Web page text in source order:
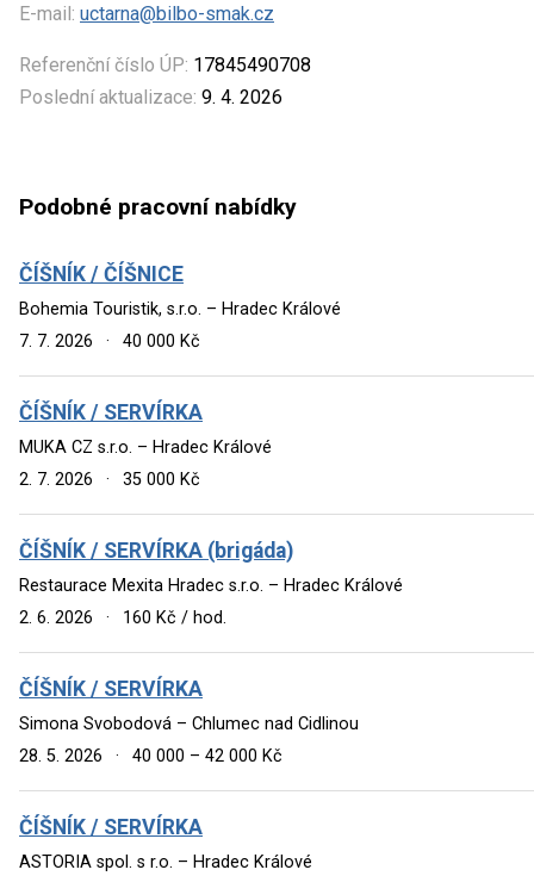
E-mail: uctarna@bilbo-smak.cz
Referenční číslo ÚP: 17845490708
Poslední aktualizace: 9. 4. 2026
Podobné pracovní nabídky
ČÍŠNÍK / ČÍŠNICE
Bohemia Touristik, s.r.o. – Hradec Králové
7. 7. 2026
· 40 000 Kč
ČÍŠNÍK / SERVÍRKA
MUKA CZ s.r.o. – Hradec Králové
2. 7. 2026
· 35 000 Kč
ČÍŠNÍK / SERVÍRKA (brigáda)
Restaurace Mexita Hradec s.r.o. – Hradec Králové
2. 6. 2026
· 160 Kč / hod.
ČÍŠNÍK / SERVÍRKA
Simona Svobodová – Chlumec nad Cidlinou
28. 5. 2026
· 40 000 – 42 000 Kč
ČÍŠNÍK / SERVÍRKA
ASTORIA spol. s r.o. – Hradec Králové